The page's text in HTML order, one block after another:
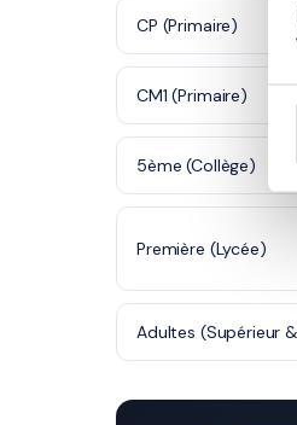
CP (Primaire)
CM1 (Primaire)
5ème (Collège)
Première (Lycée)
Adultes (Supérieur